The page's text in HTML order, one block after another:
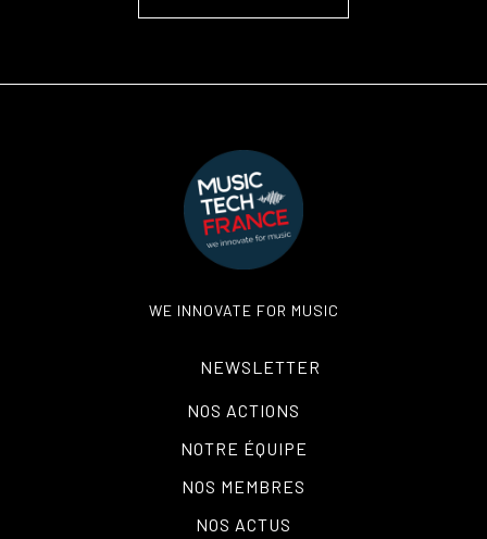
WE INNOVATE FOR MUSIC
NEWSLETTER
NOS ACTIONS
NOTRE ÉQUIPE
NOS MEMBRES
NOS ACTUS